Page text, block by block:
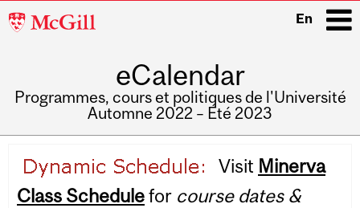
McGill
En
eCalendar
Programmes, cours et politiques de l'Université
Automne 2022 – Été 2023
navigation
Visit Minerva
Class Schedulefor course dates &